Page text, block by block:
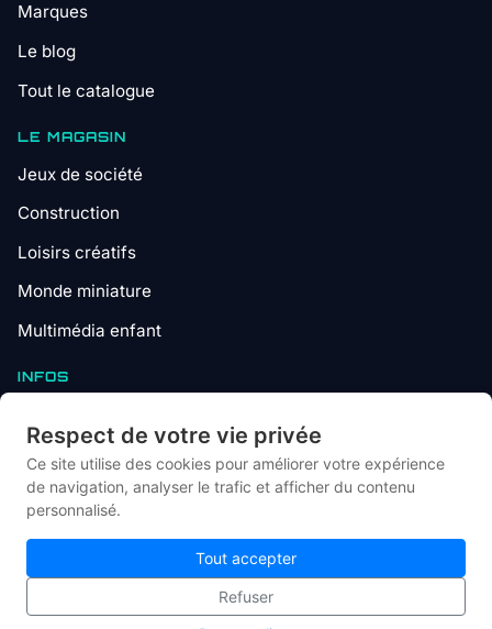
Respect de votre vie privée
Ce site utilise des cookies pour améliorer votre expérience
de navigation, analyser le trafic et afficher du contenu
personnalisé.
Tout accepter
Refuser
Marques
Le blog
Tout le catalogue
LE MAGASIN
Jeux de société
Construction
Loisirs créatifs
Monde miniature
Multimédia enfant
INFOS
Mentions légales
Plan du site
© 2026 Lebonjouet — Le comparateur français du jouet pas